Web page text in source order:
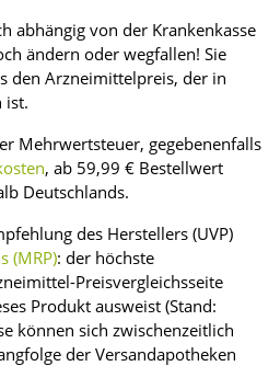
abhängig von der Krankenkasse
ändern oder wegfallen! Sie
den Arzneimittelpreis, der in
ist.
Mehrwertsteuer, gegebenenfalls
, ab 59,99 € Bestellwert
Deutschlands.
des Herstellers (UVP)
(MRP): der höchste
Preisvergleichsseite
Produkt ausweist (Stand:
können sich zwischenzeitlich
der Versandapotheken